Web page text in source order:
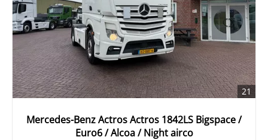
21
Mercedes-Benz Actros Actros 1842LS Bigspace /
Euro6 / Alcoa / Night airco